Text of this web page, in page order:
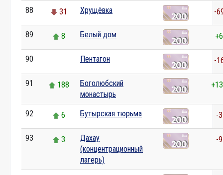
88 31 Хрущёвка -
89 8 Белый дом +6
90 Пентагон -
91 188
Боголюбский
монастырь
92 6 Бутырская тюрьма -3
93 3
Дахау
(концентрационный
лагерь)
-9